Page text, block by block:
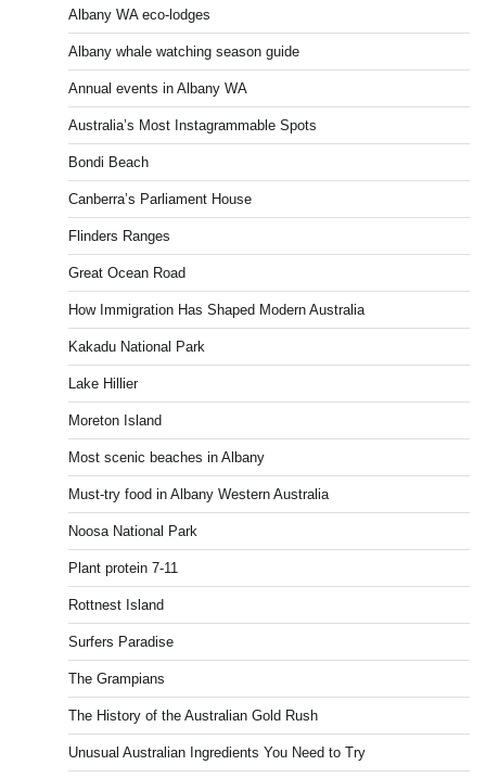
Albany WA eco-lodges
Albany whale watching season guide
Annual events in Albany WA
Australia’s Most Instagrammable Spots
Bondi Beach
Canberra’s Parliament House
Flinders Ranges
Great Ocean Road
How Immigration Has Shaped Modern Australia
Kakadu National Park
Lake Hillier
Moreton Island
Most scenic beaches in Albany
Must-try food in Albany Western Australia
Noosa National Park
Plant protein 7-11
Rottnest Island
Surfers Paradise
The Grampians
The History of the Australian Gold Rush
Unusual Australian Ingredients You Need to Try